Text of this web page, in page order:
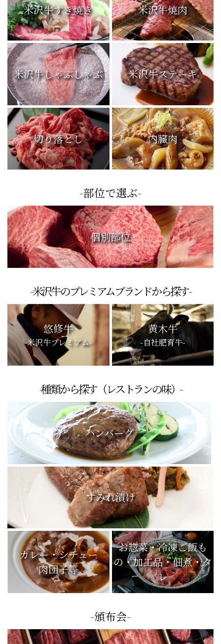
米沢牛すき焼き 米沢牛焼肉
米沢牛しゃぶしゃぶ 米沢牛ステーキ
切り落とし 内臓肉
-部位で選ぶ-
個別部位
-米沢牛のプレミアムブランドから探す-
悠修牛
-米沢牛プレミアム-
黄木牛
-自社肥育牛-
-種類から探す（レストランの味）-
ハンバーグ
すみれ漬け
カレー・シチュー
肉団子等
お惣菜・冷凍ご飯も
の・加工品・佃煮・タ
レ
-頒布会-